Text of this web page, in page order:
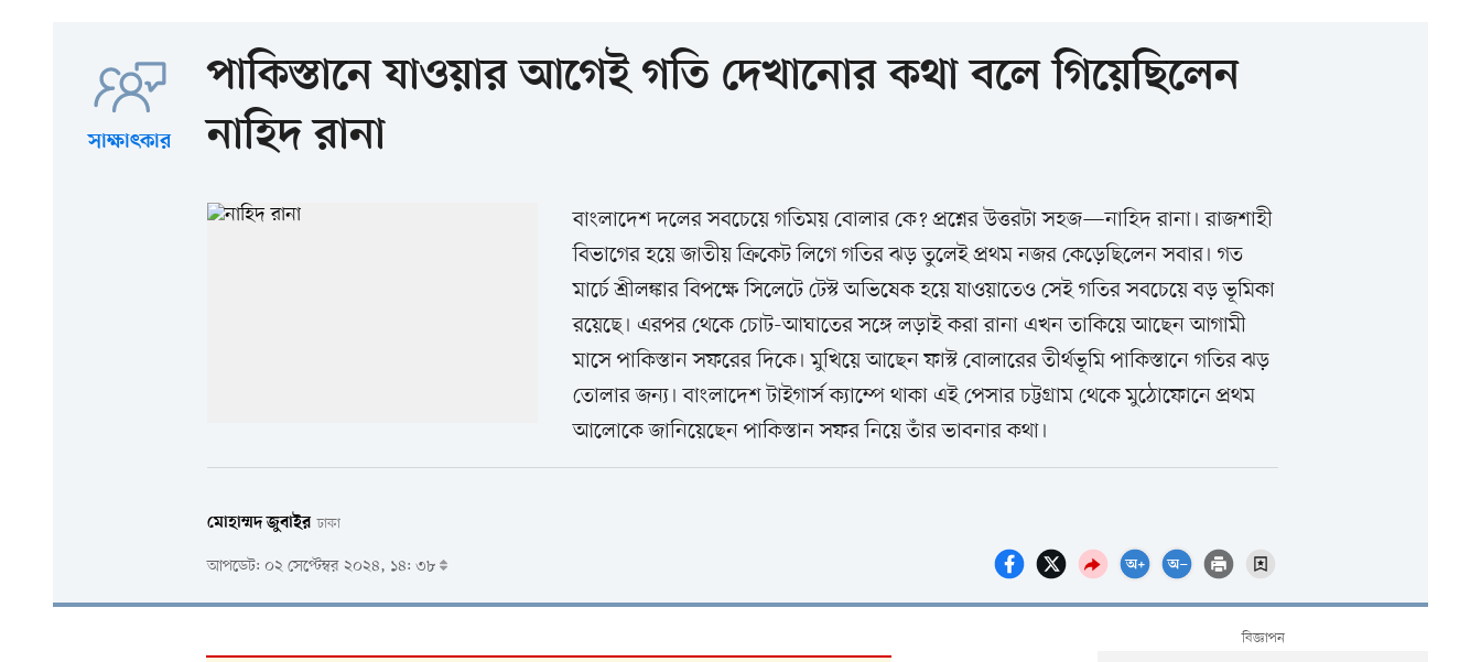
সাক্ষাৎকার
পাকিস্তানে যাওয়ার আগেই গতি দেখানোর কথা বলে গিয়েছিলেন
নাহিদ রানা
বাংলাদেশ দলের সবচেয়ে গতিময় বোলার কে? প্রশ্নের উত্তরটা সহজ—নাহিদ রানা। রাজশাহী
বিভাগের হয়ে জাতীয় ক্রিকেট লিগে গতির ঝড় তুলেই প্রথম নজর কেড়েছিলেন সবার। গত
মার্চে শ্রীলঙ্কার বিপক্ষে সিলেটে টেস্ট অভিষেক হয়ে যাওয়াতেও সেই গতির সবচেয়ে বড় ভূমিকা
রয়েছে। এরপর থেকে চোট-আঘাতের সঙ্গে লড়াই করা রানা এখন তাকিয়ে আছেন আগামী
মাসে পাকিস্তান সফরের দিকে। মুখিয়ে আছেন ফাস্ট বোলারের তীর্থভূমি পাকিস্তানে গতির ঝড়
তোলার জন্য। বাংলাদেশ টাইগার্স ক্যাম্পে থাকা এই পেসার চট্টগ্রাম থেকে মুঠোফোনে প্রথম
আলোকে জানিয়েছেন পাকিস্তান সফর নিয়ে তাঁর ভাবনার কথা।
মোহাম্মদ জুবাইর ঢাকা
আপডেট: ০২ সেপ্টেম্বর ২০২৪, ১৪: ৩৮